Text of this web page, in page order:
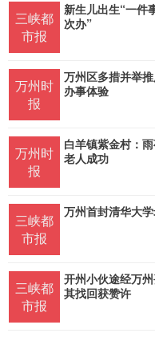
三峡都
市报
新生儿出生“一件
次办”
万州时
报
万州区多措并举
办事体验
万州时
报
白羊镇紫金村：
老人成功
三峡都
市报
万州首封清华大
三峡都
市报
开州小伙途经万
其找回获赞许